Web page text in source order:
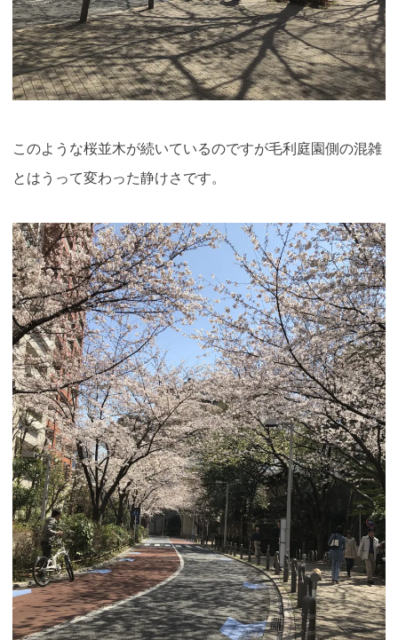
このような桜並木が続いているのですが毛利庭園側の混雑
とはうって変わった静けさです。